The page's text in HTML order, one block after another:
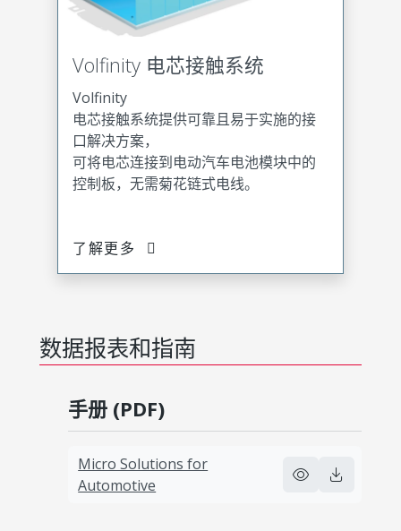
Volfinity 电芯接触系统
Volfinity
电芯接触系统提供可靠且易于实施的接
口解决方案，
可将电芯连接到电动汽车电池模块中的
控制板，无需菊花链式电线。
了解更多
数据报表和指南
手册 (PDF)
Micro Solutions for
Automotive